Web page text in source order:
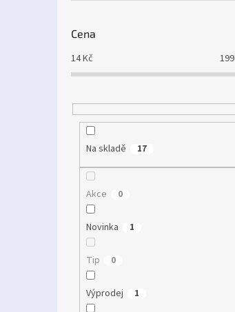
Cena
14Kč 199
Na skladě 17
Akce 0
Novinka 1
Tip 0
Výprodej 1